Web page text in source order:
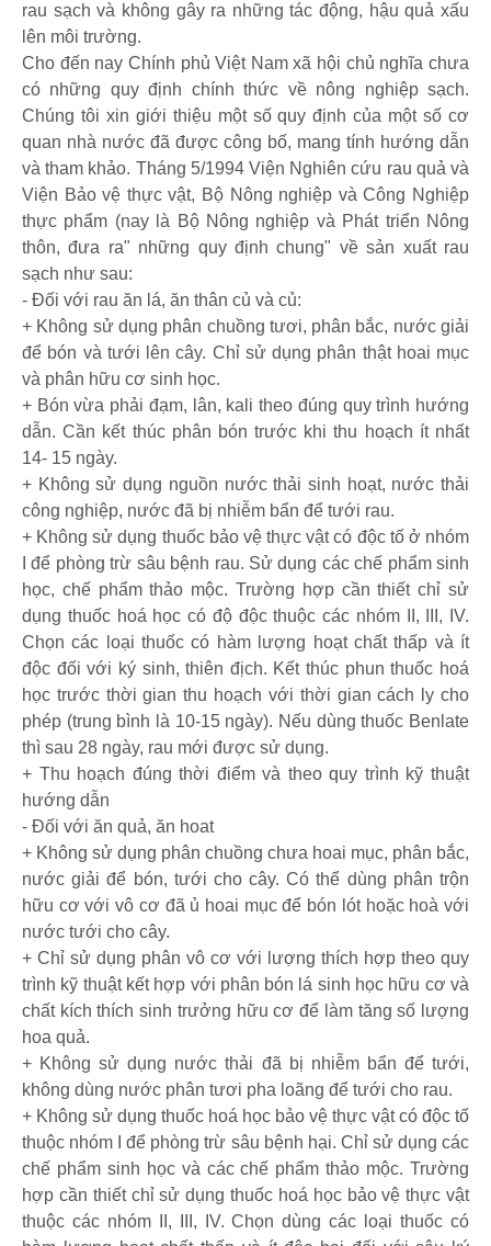
rau sạch và không gây ra những tác động, hậu quả xấu
lên môi trường.
Cho đến nay Chính phủ Việt Nam xã hội chủ nghĩa chưa
có những quy định chính thức về nông nghiệp sạch.
Chúng tôi xin giới thiệu một số quy định của một số cơ
quan nhà nước đã được công bố, mang tính hướng dẫn
và tham khảo. Tháng 5/1994 Viện Nghiên cứu rau quả và
Viện Bảo vệ thực vật, Bộ Nông nghiệp và Công Nghiệp
thực phẩm (nay là Bộ Nông nghiệp và Phát triển Nông
thôn, đưa ra" những quy định chung" về sản xuất rau
sạch như sau:
- Đối với rau ăn lá, ăn thân củ và củ:
+ Không sử dụng phân chuồng tươi, phân bắc, nước giải
để bón và tưới lên cây. Chỉ sử dụng phân thật hoai mục
và phân hữu cơ sinh học.
+ Bón vừa phải đạm, lân, kali theo đúng quy trình hướng
dẫn. Cần kết thúc phân bón trước khi thu hoạch ít nhất
14- 15 ngày.
+ Không sử dụng nguồn nước thải sinh hoạt, nước thải
công nghiệp, nước đã bị nhiễm bẩn để tưới rau.
+ Không sử dụng thuốc bảo vệ thực vật có độc tố ở nhóm
I để phòng trừ sâu bệnh rau. Sử dụng các chế phẩm sinh
học, chế phẩm thảo mộc. Trường hợp cần thiết chỉ sử
dụng thuốc hoá học có độ độc thuộc các nhóm II, III, IV.
Chọn các loại thuốc có hàm lượng hoạt chất thấp và ít
độc đối với ký sinh, thiên địch. Kết thúc phun thuốc hoá
học trước thời gian thu hoạch với thời gian cách ly cho
phép (trung bình là 10-15 ngày). Nếu dùng thuốc Benlate
thì sau 28 ngày, rau mới được sử dụng.
+ Thu hoạch đúng thời điểm và theo quy trình kỹ thuật
hướng dẫn
- Đối với ăn quả, ăn hoat
+ Không sử dụng phân chuồng chưa hoai mục, phân bắc,
nước giải để bón, tưới cho cây. Có thể dùng phân trộn
hữu cơ với vô cơ đã ủ hoai mục để bón lót hoặc hoà với
nước tưới cho cây.
+ Chỉ sử dụng phân vô cơ với lượng thích hợp theo quy
trình kỹ thuật kết hợp với phân bón lá sinh học hữu cơ và
chất kích thích sinh trưởng hữu cơ để làm tăng số lượng
hoa quả.
+ Không sử dụng nước thải đã bị nhiễm bẩn để tưới,
không dùng nước phân tươi pha loãng để tưới cho rau.
+ Không sử dụng thuốc hoá học bảo vệ thực vật có độc tố
thuộc nhóm I để phòng trừ sâu bệnh hại. Chỉ sử dụng các
chế phẩm sinh học và các chế phẩm thảo mộc. Trường
hợp cần thiết chỉ sử dụng thuốc hoá học bảo vệ thực vật
thuộc các nhóm II, III, IV. Chọn dùng các loại thuốc có